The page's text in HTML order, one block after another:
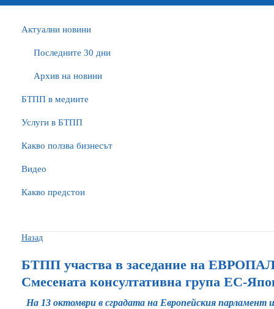
Актуални новини
Последните 30 дни
Архив на новини
БTПП в медиите
Услуги в БТПП
Какво ползва бизнесът
Видео
Какво предстои
Назад
БТПП участва в заседание на
Смесената консултативна група ЕС-
На 13 октомври в сградата на Европейския